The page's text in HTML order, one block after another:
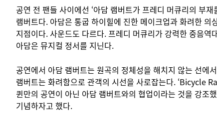
공연 전 팬들 사이에선 ‘아담 램버트가 프레디 머큐리의 부
램버트다. 아담은 통굽 하이힐에 진한 메이크업과 화려한
지점이다. 사운드도 다르다. 프레디 머큐리가 강력한 중음
아담은 뮤지컬 정서를 지닌다.
공연에서 아담 램버트는 원곡의 정체성을 해치지 않는 선에
램버트는 화려함으로 관객의 시선을 사로잡는다. ‘Bicycle
퀸만의 공연이 아닌 아담 램버트와의 협업이라는 것을 강조
기념하자고 했다.